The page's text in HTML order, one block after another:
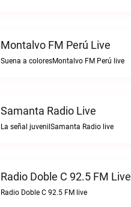
Montalvo FM Perú Live
Suena a coloresMontalvo FM Perú live
Samanta Radio Live
La señal juvenilSamanta Radio live
Radio Doble C 92.5 FM Live
Radio Doble C 92.5 FM live